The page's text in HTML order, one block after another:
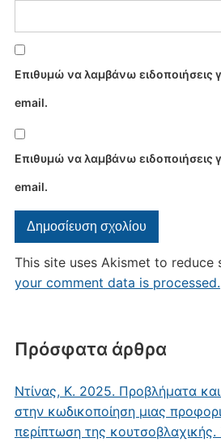
Πρόσφατα άρθρα
Ντίνας, Κ. 2025. Προβλήματα και
στην κωδικοποίηση μιας
περίπτωση της
Επιθυμώ να λαμβάνω ειδοποιήσεις
email.
Επιθυμώ να λαμβάνω ειδοποιήσεις
email.
This site uses Akismet to reduce
your comment data is processed.